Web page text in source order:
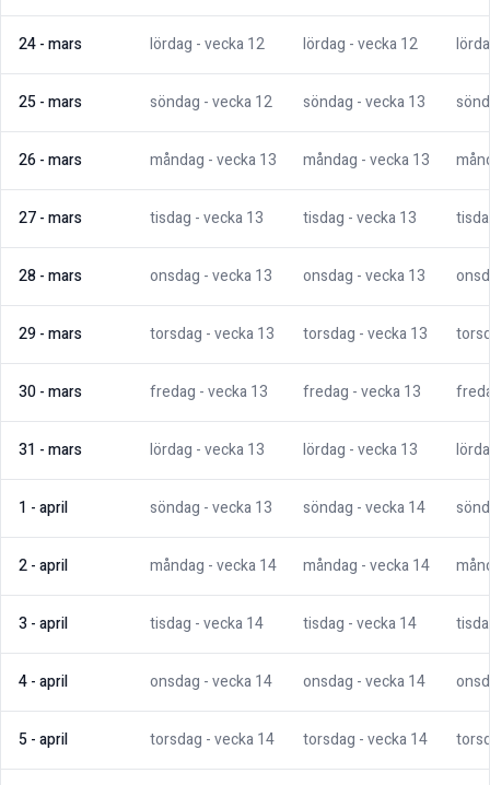
24-mars lördag - vecka12 lördag - vecka12
25-mars söndag - vecka12 söndag - vecka13
26-mars måndag - vecka13 måndag - vecka13
27-mars tisdag - vecka13 tisdag - vecka13
28-mars onsdag - vecka13 onsdag - vecka13
29-mars torsdag - vecka13 torsdag - vecka13
30-mars fredag - vecka13 fredag - vecka13
31 -mars lördag - vecka13 lördag - vecka13
1 -april söndag - vecka13 söndag - vecka14
2-april måndag - vecka14 måndag - vecka14
3 -april tisdag - vecka14 tisdag - vecka14
4-april onsdag - vecka14 onsdag - vecka14
5-april torsdag - vecka14 torsdag - vecka14